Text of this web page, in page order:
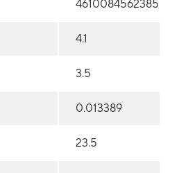
4610084562385
4.1
3.5
0.013389
23.5